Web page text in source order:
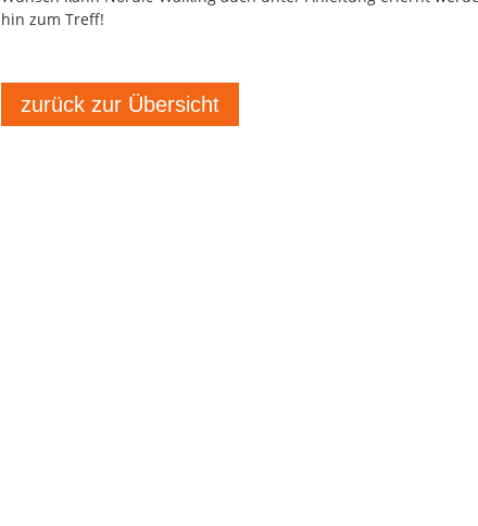
hin zum Treff!
zurück zur Übersicht